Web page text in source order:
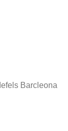
Barcleona